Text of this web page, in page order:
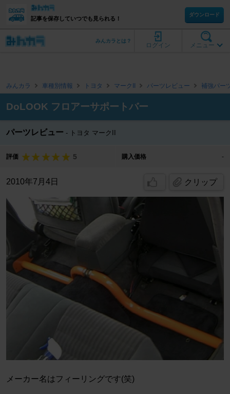
記事を保存していつでも見られる！
ダウンロード
メニュー
ログイン
みんカラとは？
みんカラ 車種別情報 トヨタ マークII パーツレビュー 補強パー
DoLOOK フロアーサポートバー
パーツレビュー トヨタ マークII
評価 5 購入価格 -
2010年7月4日 クリップ
メーカー名はフィーリングです(笑)